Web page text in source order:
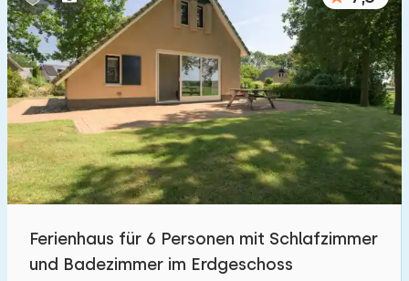
1 2 5 10
Zu öffentlichen Verkehrsmitteln(max. km):
0,2 0,5 1 2 5
Unterkunft
Im Ferienpark
Ferienhaus für 6 Personen mit Schlafzimmer
und Badezimmer im Erdgeschoss